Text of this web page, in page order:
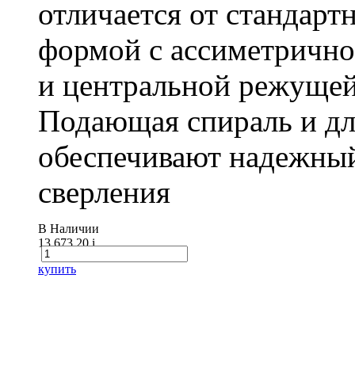
отличается от
формой с
и центральной
Подающая спираль и
обеспечивают
сверления
В Наличии
13 673.20i
купить